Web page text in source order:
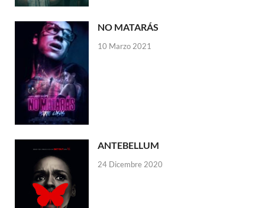
NO MATARÁS
10 Marzo 2021
ANTEBELLUM
24 Dicembre 2020